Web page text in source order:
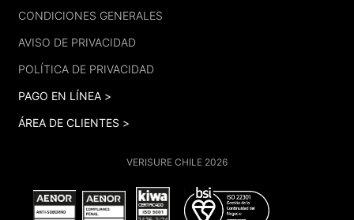
CONDICIONES GENERALES
AVISO DE PRIVACIDAD
POLÍTICA DE PRIVACIDAD
PAGO EN LÍNEA >
ÁREA DE CLIENTES >
VERISURE CHILE 2026